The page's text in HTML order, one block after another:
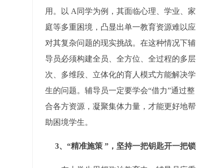
用。以 A同学为例，其面临心理、学业、家
庭等多重困境，凸显出单一教育资源难以应
对其复杂问题的现实挑战。在这种情况下辅
导员必须构建全员、全方位、全过程的多层
次、多维段、立体化的育人模式方能解决学
生的问题。辅导员一定要学会“借力”通过整
合各方资源，凝聚集体力量，才能更好地帮
助困境学生。
3、“精准施策 ”，坚持一把钥匙开一把锁